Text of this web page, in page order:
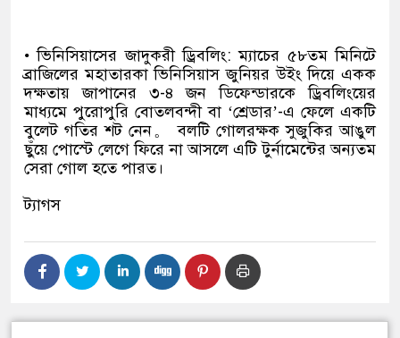
• ভিনিসিয়াসের জাদুকরী ড্রিবলিং: ম্যাচের ৫৮তম মিনিটে
ব্রাজিলের মহাতারকা ভিনিসিয়াস জুনিয়র উইং দিয়ে একক
দক্ষতায় জাপানের ৩-৪ জন ডিফেন্ডারকে ড্রিবলিংয়ের
মাধ্যমে পুরোপুরি বোতলবন্দী বা ‘শ্রেডার’-এ ফেলে একটি
বুলেট গতির শট নেন。 বলটি গোলরক্ষক সুজুকির আঙুল
ছুঁয়ে পোস্টে লেগে ফিরে না আসলে এটি টুর্নামেন্টের অন্যতম
সেরা গোল হতে পারত।
ট্যাগস